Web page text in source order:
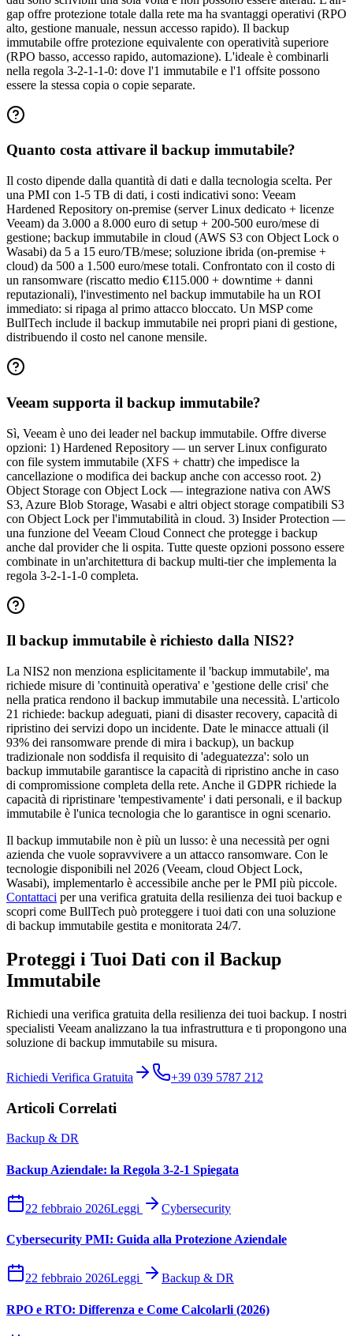
gap offre protezione totale dalla rete ma ha svantaggi operativi (RPO
alto, gestione manuale, nessun accesso rapido). Il backup
immutabile offre protezione equivalente con operatività superiore
(RPO basso, accesso rapido, automazione). L'ideale è combinarli
nella regola 3-2-1-1-0: dove l'1 immutabile e l'1 offsite possono
essere la stessa copia o copie separate.
Quanto costa attivare il backup immutabile?
Il costo dipende dalla quantità di dati e dalla tecnologia scelta. Per
una PMI con 1-5 TB di dati, i costi indicativi sono: Veeam
Hardened Repository on-premise (server Linux dedicato + licenze
Veeam) da 3.000 a 8.000 euro di setup + 200-500 euro/mese di
gestione; backup immutabile in cloud (AWS S3 con Object Lock o
Wasabi) da 5 a 15 euro/TB/mese; soluzione ibrida (on-premise +
cloud) da 500 a 1.500 euro/mese totali. Confrontato con il costo di
un ransomware (riscatto medio €115.000 + downtime + danni
reputazionali), l'investimento nel backup immutabile ha un ROI
immediato: si ripaga al primo attacco bloccato. Un MSP come
BullTech include il backup immutabile nei propri piani di gestione,
distribuendo il costo nel canone mensile.
Veeam supporta il backup immutabile?
Sì, Veeam è uno dei leader nel backup immutabile. Offre diverse
opzioni: 1) Hardened Repository — un server Linux configurato
con file system immutabile (XFS + chattr) che impedisce la
cancellazione o modifica dei backup anche con accesso root. 2)
Object Storage con Object Lock — integrazione nativa con AWS
S3, Azure Blob Storage, Wasabi e altri object storage compatibili S3
con Object Lock per l'immutabilità in cloud. 3) Insider Protection —
una funzione del Veeam Cloud Connect che protegge i backup
anche dal provider che li ospita. Tutte queste opzioni possono essere
combinate in un'architettura di backup multi-tier che implementa la
regola 3-2-1-1-0 completa.
Il backup immutabile è richiesto dalla NIS2?
La NIS2 non menziona esplicitamente il 'backup immutabile', ma
richiede misure di 'continuità operativa' e 'gestione delle crisi' che
nella pratica rendono il backup immutabile una necessità. L'articolo
21 richiede: backup adeguati, piani di disaster recovery, capacità di
ripristino dei servizi dopo un incidente. Date le minacce attuali (il
93% dei ransomware prende di mira i backup), un backup
tradizionale non soddisfa il requisito di 'adeguatezza': solo un
backup immutabile garantisce la capacità di ripristino anche in caso
di compromissione completa della rete. Anche il GDPR richiede la
capacità di ripristinare 'tempestivamente' i dati personali, e il backup
immutabile è l'unica tecnologia che lo garantisce in ogni scenario.
Il backup immutabile non è più un lusso: è una necessità per ogni
azienda che vuole sopravvivere a un attacco ransomware. Con le
tecnologie disponibili nel 2026 (Veeam, cloud Object Lock,
Wasabi), implementarlo è accessibile anche per le PMI più piccole.
Contattaci per una verifica gratuita della resilienza dei tuoi backup e
scopri come BullTech può proteggere i tuoi dati con una soluzione
di backup immutabile gestita e monitorata 24/7.
Proteggi i Tuoi Dati con il Backup
Immutabile
Richiedi una verifica gratuita della resilienza dei tuoi backup. I nostri
specialisti Veeam analizzano la tua infrastruttura e ti propongono una
soluzione di backup immutabile su misura.
Richiedi Verifica Gratuita +39 039 5787 212
Articoli Correlati
Backup & DR
Backup Aziendale: la Regola 3-2-1 Spiegata
22 febbraio 2026Leggi Cybersecurity
Cybersecurity PMI: Guida alla Protezione Aziendale
22 febbraio 2026Leggi Backup & DR
RPO e RTO: Differenza e Come Calcolarli (2026)